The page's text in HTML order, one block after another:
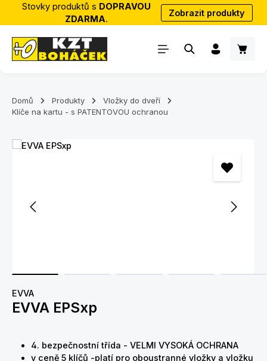
Přejít na hlavní obsah
Stovky produktů s DOPRAVOU
ZDARMA.
Zobrazit produkty
Domů Produkty
Vložky do dveří
Klíče na kartu - s PATENTOVOU ochranou
Přeskočit galerii obrázků
EVVA
EVVA EPSxp
4. bezpečnostní třída - VELMI VYSOKÁ OCHRANA
v ceně 5 klíčů -platí pro oboustranné vložky a vložku